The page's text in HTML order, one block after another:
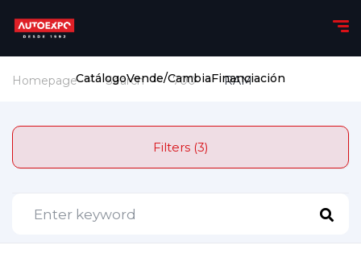
CatálogoVende/CambiaFinanciación
Homepage Search 700 RAM
Filters (3)